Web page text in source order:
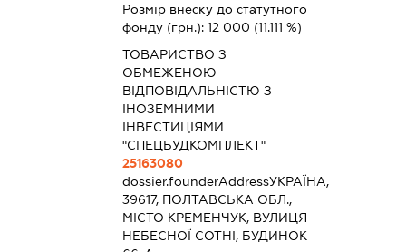
Розмір внеску до статутного
фонду (грн.):12 000 (11.111 %)
ТОВАРИСТВО З
ОБМЕЖЕНОЮ
ВІДПОВІДАЛЬНІСТЮ З
ІНОЗЕМНИМИ
ІНВЕСТИЦІЯМИ
"СПЕЦБУДКОМПЛЕКТ"
25163080
dossier.founderAddressУКРАЇНА,
39617, ПОЛТАВСЬКА ОБЛ.,
МІСТО КРЕМЕНЧУК, ВУЛИЦЯ
НЕБЕСНОЇ СОТНІ, БУДИНОК